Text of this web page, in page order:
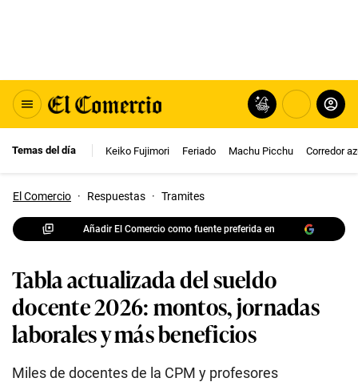
Temas del día Keiko Fujimori Feriado Machu Picchu Corredor
El Comercio · Respuestas · Tramites
Añadir El Comercio como fuente preferida en
Tabla actualizada del sueldo
docente 2026: montos, jornadas
laborales y más beneficios
Miles de docentes de la CPM y profesores